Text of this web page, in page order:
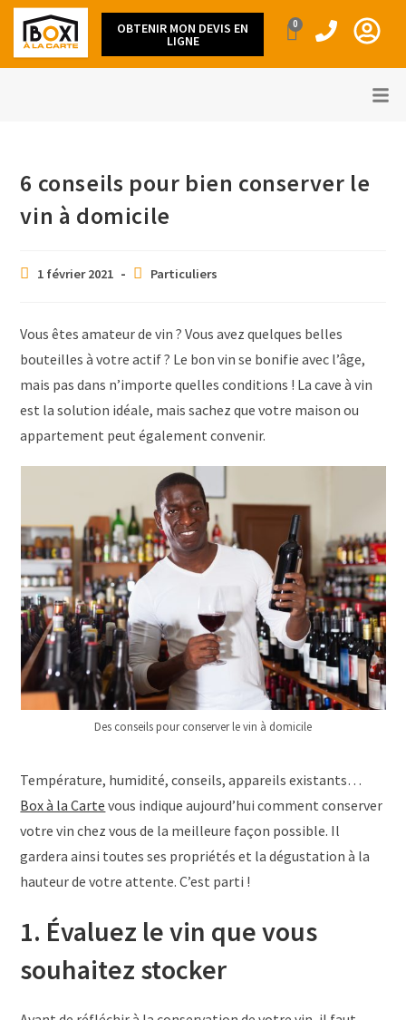
OBTENIR MON DEVIS EN
LIGNE
0
6 conseils pour bien conserver le
vin à domicile
1 février 2021 Particuliers
Vous êtes amateur de vin ? Vous avez quelques belles
bouteilles à votre actif ? Le bon vin se bonifie avec l’âge,
mais pas dans n’importe quelles conditions ! La cave à vin
est la solution idéale, mais sachez que votre maison ou
appartement peut également convenir.
Des conseils pour conserver le vin à domicile
Température, humidité, conseils, appareils existants…
Box à la Carte vous indique aujourd’hui comment conserver
votre vin chez vous de la meilleure façon possible. Il
gardera ainsi toutes ses propriétés et la dégustation à la
hauteur de votre attente. C’est parti !
1. Évaluez le vin que vous
souhaitez stocker